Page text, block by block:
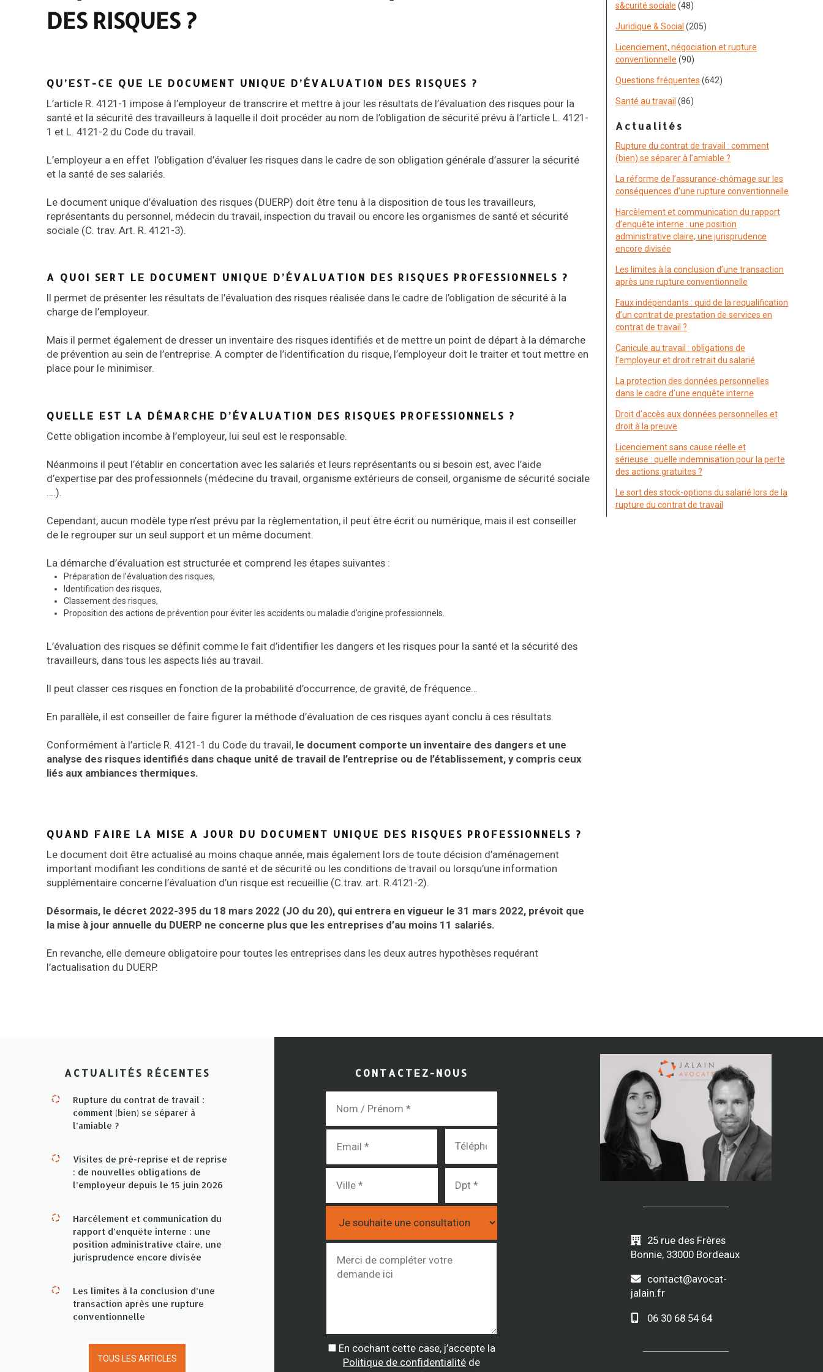
DES RISQUES ?
QU’EST-CE QUE LE DOCUMENT UNIQUE D’ÉVALUATION DES RISQUES ?
L’article R. 4121-1 impose à l’employeur de transcrire et mettre à jour les résultats de l’évaluation des risques pour la
santé et la sécurité des travailleurs à laquelle il doit procéder au nom de l’obligation de sécurité prévu à l’article L. 4121-
1 et L. 4121-2 du Code du travail.
L’employeur a en effet l’obligation d’évaluer les risques dans le cadre de son obligation générale d’assurer la sécurité
et la santé de ses salariés.
Le document unique d’évaluation des risques (DUERP) doit être tenu à la disposition de tous les travailleurs,
représentants du personnel, médecin du travail, inspection du travail ou encore les organismes de santé et sécurité
sociale (C. trav. Art. R. 4121-3).
A QUOI SERT LE DOCUMENT UNIQUE D’ÉVALUATION DES RISQUES PROFESSIONNELS ?
Il permet de présenter les résultats de l’évaluation des risques réalisée dans le cadre de l’obligation de sécurité à la
charge de l’employeur.
Mais il permet également de dresser un inventaire des risques identifiés et de mettre un point de départ à la démarche
de prévention au sein de l’entreprise. A compter de l’identification du risque, l’employeur doit le traiter et tout mettre en
place pour le minimiser.
QUELLE EST LA DÉMARCHE D’ÉVALUATION DES RISQUES PROFESSIONNELS ?
Cette obligation incombe à l’employeur, lui seul est le responsable.
Néanmoins il peut l’établir en concertation avec les salariés et leurs représentants ou si besoin est, avec l’aide
d’expertise par des professionnels (médecine du travail, organisme extérieurs de conseil, organisme de sécurité sociale
….).
Cependant, aucun modèle type n’est prévu par la règlementation, il peut être écrit ou numérique, mais il est conseiller
de le regrouper sur un seul support et un même document.
La démarche d’évaluation est structurée et comprend les étapes suivantes :
Préparation de l’évaluation des risques,
Identification des risques,
Classement des risques,
Proposition des actions de prévention pour éviter les accidents ou maladie d’origine professionnels.
L’évaluation des risques se définit comme le fait d’identifier les dangers et les risques pour la santé et la sécurité des
travailleurs, dans tous les aspects liés au travail.
Il peut classer ces risques en fonction de la probabilité d’occurrence, de gravité, de fréquence…
En parallèle, il est conseiller de faire figurer la méthode d’évaluation de ces risques ayant conclu à ces résultats.
Conformément à l’article R. 4121-1 du Code du travail, le document comporte un inventaire des dangers et une
analyse des risques identifiés dans chaque unité de travail de l’entreprise ou de l’établissement, y compris ceux
liés aux ambiances thermiques.
QUAND FAIRE LA MISE A JOUR DU DOCUMENT UNIQUE DES RISQUES PROFESSIONNELS ?
Le document doit être actualisé au moins chaque année, mais également lors de toute décision d’aménagement
important modifiant les conditions de santé et de sécurité ou les conditions de travail ou lorsqu’une information
supplémentaire concerne l’évaluation d’un risque est recueillie (C.trav. art. R.4121-2).
Désormais, le décret 2022-395 du 18 mars 2022 (JO du 20), qui entrera en vigueur le 31 mars 2022, prévoit que
la mise à jour annuelle du DUERP ne concerne plus que les entreprises d’au moins 11 salariés.
En revanche, elle demeure obligatoire pour toutes les entreprises dans les deux autres hypothèses requérant
l’actualisation du DUERP.
s&curité sociale (48)
Juridique & Social (205)
Licenciement, négociation et rupture
conventionnelle (90)
Questions fréquentes (642)
Santé au travail (86)
Actualités
Rupture du contrat de travail : comment
(bien) se séparer à l’amiable ?
La réforme de l’assurance-chômage sur les
conséquences d’une rupture conventionnelle
Harcèlement et communication du rapport
d’enquête interne : une position
administrative claire, une jurisprudence
encore divisée
Les limites à la conclusion d’une transaction
après une rupture conventionnelle
Faux indépendants : quid de la requalification
d’un contrat de prestation de services en
contrat de travail ?
Canicule au travail : obligations de
l’employeur et droit retrait du salarié
La protection des données personnelles
dans le cadre d’une enquête interne
Droit d’accès aux données personnelles et
droit à la preuve
Licenciement sans cause réelle et
sérieuse : quelle indemnisation pour la perte
des actions gratuites ?
Le sort des stock-options du salarié lors de la
rupture du contrat de travail
ACTUALITÉS RÉCENTES
Rupture du contrat de travail :
comment (bien) se séparer à
l’amiable ?
Visites de pré-reprise et de reprise
: de nouvelles obligations de
l’employeur depuis le 15 juin 2026
Harcèlement et communication du
rapport d’enquête interne : une
position administrative claire, une
jurisprudence encore divisée
Les limites à la conclusion d’une
transaction après une rupture
conventionnelle
TOUS LES ARTICLES
CONTACTEZ-NOUS
En cochant cette case, j’accepte la
Politique de confidentialité de
25 rue des Frères
Bonnie, 33000 Bordeaux
contact@avocat-
jalain.fr
06 30 68 54 64